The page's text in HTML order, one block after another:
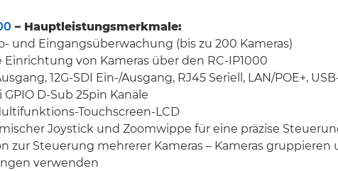
– Hauptleistungsmerkmale:
und Eingangsüberwachung (bis zu 200 Kameras)
Einrichtung von Kameras über den RC-IP1000
12G-SDI Ein-/Ausgang, RJ45 Seriell, LAN/POE+,
D-Sub 25pin Kanäle
Touchscreen-LCD
Joystick und Zoomwippe für eine präzise
zur Steuerung mehrerer Kameras – Kameras gruppieren
verwenden